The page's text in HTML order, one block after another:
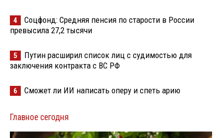
4
Соцфонд: Средняя пенсия по старости в России
превысила 27,2 тысячи
5
Путин расширил список лиц с судимостью для
заключения контракта с ВС РФ
6 Сможет ли ИИ написать оперу и спеть арию
Главное сегодня